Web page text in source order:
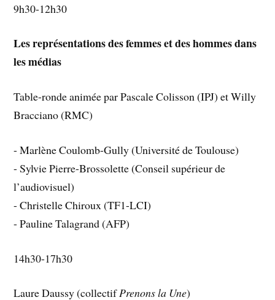
9h30-12h30
Les représentations des femmes et des hommes dans
les médias
Table-ronde animée par Pascale Colisson (IPJ) et Willy
Bracciano (RMC)
- Marlène Coulomb-Gully (Université de Toulouse)
- Sylvie Pierre-Brossolette (Conseil supérieur de
l’audiovisuel)
- Christelle Chiroux (TF1-LCI)
- Pauline Talagrand (AFP)
14h30-17h30
Laure Daussy (collectifPrenons la Une)